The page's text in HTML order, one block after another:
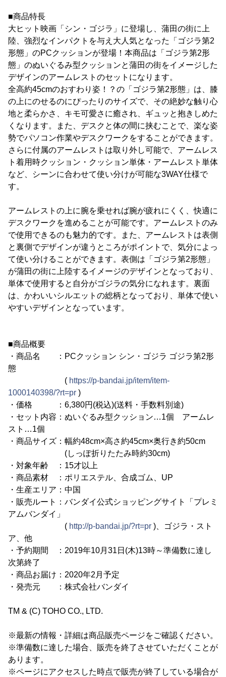
■商品特長
大ヒット映画「シン・ゴジラ」に登場し、蒲田の街に上
陸、強烈なインパクトを与え大人気となった「ゴジラ第2
形態」のPCクッションが登場！本商品は「ゴジラ第2形
態」のぬいぐるみ型クッションと蒲田の街をイメージした
デザインのアームレストのセットになります。
全高約45cmのおすわり姿！？の「ゴジラ第2形態」は、膝
の上にのせるのにぴったりのサイズで、その絶妙な触り心
地と柔らかさ、キモ可愛さに癒され、ギュッと抱きしめた
くなります。また、デスクと体の間に挟むことで、楽な姿
勢でパソコン作業やデスクワークをすることができます。
さらに付属のアームレストは取り外し可能で、アームレス
ト着用時クッション・クッション単体・アームレスト単体
など、シーンに合わせて使い分けが可能な3WAY仕様で
す。
アームレストの上に腕を乗せれば腕が疲れにくく、快適に
デスクワークを進めることが可能です。アームレストのみ
で使用できるのも魅力的です。また、アームレストは表側
と裏側でデザインが違うところがポイントで、気分によっ
て使い分けることができます。表側は「ゴジラ第2形態」
が蒲田の街に上陸するイメージのデザインとなっており、
単体で使用すると自分がゴジラの気分になれます。裏面
は、かわいいシルエットの総柄となっており、単体で使い
やすいデザインとなっています。
■商品概要
・商品名 ：PCクッション シン・ゴジラ ゴジラ第2形
態
( https://p-bandai.jp/item/item-
1000140398/?rt=pr )
・価格 ：6,380円(税込)(送料・手数料別途)
・セット内容：ぬいぐるみ型クッション…1個 アームレ
スト…1個
・商品サイズ：幅約48cm×高さ約45cm×奥行き約50cm
(しっぽ折りたたみ時約30cm)
・対象年齢 ：15才以上
・商品素材 ：ポリエステル、合成ゴム、UP
・生産エリア：中国
・販売ルート：バンダイ公式ショッピングサイト「プレミ
アムバンダイ」
( http://p-bandai.jp/?rt=pr )、ゴジラ・スト
ア、他
・予約期間 ：2019年10月31日(木)13時～準備数に達し
次第終了
・商品お届け：2020年2月予定
・発売元 ：株式会社バンダイ
TM & (C) TOHO CO., LTD.
※最新の情報・詳細は商品販売ページをご確認ください。
※準備数に達した場合、販売を終了させていただくことが
あります。
※ページにアクセスした時点で販売が終了している場合が